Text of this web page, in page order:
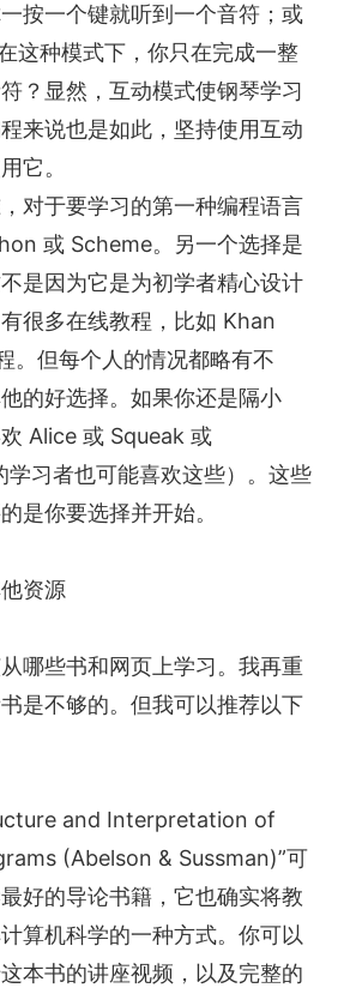
按一个键就听到一个音符；或
这种模式下，你只在完成一整
？显然，互动模式使钢琴学习
来说也是如此，坚持使用互动
它。
对于要学习的第一种编程语言
或 Scheme。另一个选择是
是因为它是为初学者精心设计
很多在线教程，比如 Khan
。但每个人的情况都略有不
的好选择。如果你还是隔小
Alice 或 Squeak 或
习者也可能喜欢这些）。这些
是你要选择并开始。
资源
哪些书和网页上学习。我再重
是不够的。但我可以推荐以下
and Interpretation of
(Abelson & Sussman)”可
好的导论书籍，它也确实将教
算机科学的一种方式。你可以
本书的讲座视频，以及完整的